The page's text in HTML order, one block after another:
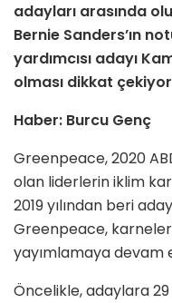
adayları arasında
Bernie Sanders’ın
yardımcısı adayı
olması dikkat
Haber: Burcu Genç
Greenpeace, 2020
olan liderlerin iklim
2019 yılından beri
Greenpeace,
yayımlamaya devam
Öncelikle, adaylara